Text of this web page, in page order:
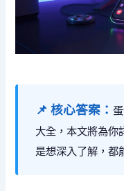
📌 核心答案：
大全，本文將為你
是想深入了解，都